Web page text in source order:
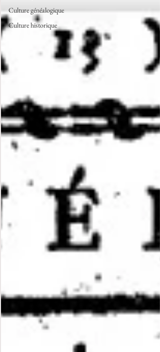
Culture généalogique
Culture historique